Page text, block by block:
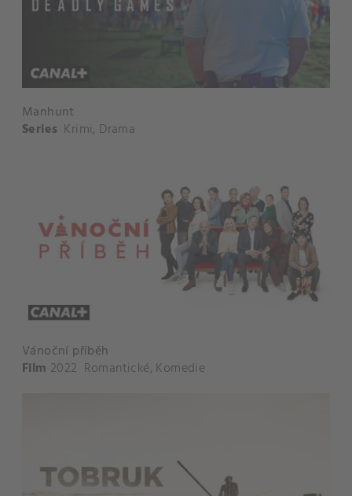
Manhunt
Series Krimi, Drama
Vánoční příběh
Film 2022 Romantické, Komedie